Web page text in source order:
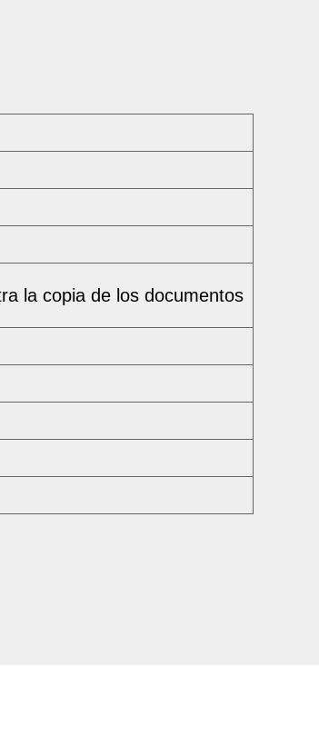
la copia de los documentos